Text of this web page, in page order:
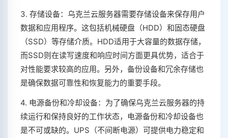
3. 存储设备：乌克兰云服务器需要存储设备来保存用户
数据和应用程序。这包括机械硬盘（HDD）和固态硬盘
（SSD）等存储介质。HDD适用于大容量的数据存储，
而SSD则在读写速度和响应时间方面更具优势，适合于
对性能要求较高的应用。另外，备份设备和冗余存储也
是确保数据可靠性和恢复能力的重要手段。
4. 电源备份和冷却设备：为了确保乌克兰云服务器的持
续运行和保持良好的工作状态，电源备份和冷却设备也
是不可或缺的。UPS（不间断电源）可提供电力稳定和